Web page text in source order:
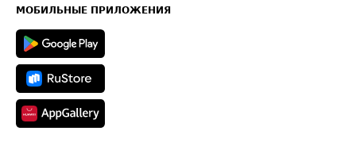
Техническая информация
МОБИЛЬНЫЕ ПРИЛОЖЕНИЯ